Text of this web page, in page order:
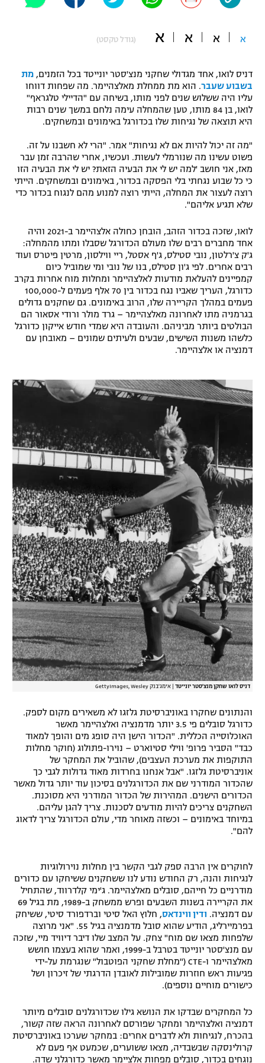
תקנון משתתפים וזוכים בפרסים
תקנון עבור פעילות אלקטרה
תקנון עבור פעילות ספורט 1 – "מרלן"
טניס
תנאי שימוש
תקנון פעילות ספורט 1
רשיון להקרנה פומבית לבית עסק
הצטרפות לחבילת הערוצים
לוח דרושים – ג'ובנט
המגזין
כדורמים
פוטבול אמריקאי NFL
ספורט אתגרי ואקסטרים
אומנויות לחימה
א א א א (גודל טקסט)
דניס לואו, אחד מגדולי שחקני מנצ'סטר יונייטד בכל הזמנים, מת
בשבוע שעבר. הוא מת ממחלת מאלצהיימר. מה שפחות דווחו
עליו היה ששלוש שנים לפני מותו, בשיחה עם "הדיילי טלגראף"
לואו, בן 84 מותו, טען שהמחלה עימה נלחם במשך שנים רבות
היא תוצאה של נגיחות שלו בכדורגל באימונים ובמשחקים.
"מה זה יכול להיות אם לא נגיחות" אמר. "הרי לא חשבנו על זה.
פשוט עשינו מה שנורמלי לעשות. ועכשיו, אחרי שהרבה זמן עבר
מאז, אני חושב 'למה יש לי את הבעיה הזאת? יש לי את הבעיה הזו
כי כל שבוע נגחתי בלי הפסקה בכדור, באימונים ובמשחקים. הייתי
רוצה לעצור את המחלה, הייתי רוצה למנוע מהם לנגוח בכדור כדי
שלא תגיע אליהם".
לואו, שזכה בכדור הזהב, הובחן כחולה אלצהיימר ב-2021 והיה
אחד מחברים רבים שלו מעולם הכדורגל שסבלו ומתו מהמחלה:
ג'ק צ'רלטון, נובי סטילס, ג'ף אסטל, ריי ווילסון, מרטין פיטרס ועוד
רבים אחרים. לפי ג'ון סטילס, בנו של נובי ומי שמוביל כיום
קמפיינים להעלאת מודעות לאלצהיימר ומחלות מוח אחרות בקרב
כדורגל, העריך שאביו נגח בכדור בין 70 אלף פעמים ל-100,000
פעמים במהלך הקריירה שלו, הרוב באימונים. גם שחקנים גדולים
בגרמניה מתו לאחרונה מאלצהיימר – גרד מולר ורודי אסאור הם
הבולטים ביותר מביניהם. והעובדה היא שמדי חודש אייקון כדורגל
כלשהו משנות השישים, שבעים ולעיתים שמונים – מאובחן עם
דמנציה או אלצהיימר.
דניס לואו שחקן מנצ'סטר יונייטד אימג'בנק GettyImages, Wesley
והנתונים שחקרו באוניברסיטת גלזגו לא משאירים מקום לספק.
כדורגל סובלים פי 3.5 יותר מדמנציה ואלצהיימר מאשר
האוכלוסייה הכללית. "הכדור הישן היה סופג מים והופך למאוד
כבד" הסביר פרופ' ווילי סטיוארט – נוירו-פתולוג (חוקר מחלות
התוקפות את מערכת העצבים), שהוביל את המחקר של
אוניברסיטת גלזגו. "אבל אנחנו בחרדות מאוד גדולות לגבי כך
שהכדור המודרני שם את הכדורגלנים בסיכון עוד יותר גדול מאשר
הכדורים הישנים. המהירות של הכדור המודרני היא מסוכנת.
השחקנים צריכים להיות מודעים לסכנות. צריך להגן עליהם.
במיוחד באימונים – וכשזה מאוחר מדי, עולם הכדורגל צריך לדאוג
להם".
לחוקרים אין הרבה ספק לגבי הקשר בין מחלות נוירולוגיות
לנגיחות והנה, רק החודש נודע לנו ששחקנים ששיחקו עם כדורים
מודרניים כל חייהם, סובלים מאלצהיימר. ג'ימי קלדרווד, שהתחיל
את הקריירה בשנות השבעים ופרש ממשחק ב-1989, מת בגיל 69
עם דמנציה. ודין ווינדאס, חלוץ האל סיטי וברדפורד סיטי, ששיחק
בפרמיירליג, הודיע שהוא סובל מדמנציה בגיל 55. "אני מרוצה
שלפחות מצאו שם מוח" צחק. על המצב שלו דיבר דיוויד מיי, שזכה
עם מנצ'סטר יונייטד בטרבל ב-1999, ואמר שהוא בעצמו חושש
מאלצהיימר ו-CTE ("מחלת שחקני הפוטבול" שנגרמת על-ידי
פגיעות ראש חוזרות שמובילות לאובדן הדרגתי של זיכרון ושל
כישורים מוחיים נוספים).
כל המחקרים שבדקו את הנושא גילו שכדורגלנים סובלים מיותר
דמנציה ואלצהיימר ומחקר שפורסם לאחרונה הראה שזה קשור,
בהכרח, לנגיחות ולא לדברים אחרים: במחקר שערכו באוניברסיטת
קרולינסקה שבשבדיה, מצאו ששוערים, שכמעט אף פעם לא
נוגחים בכדור, סובלים מפחות אלציימר מאשר כדורגלני שדה.